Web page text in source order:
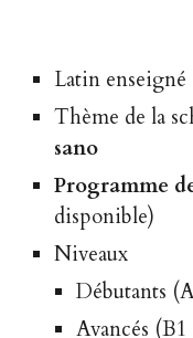
Latin
Thème de la
sano
Programme
disponible)
Niveaux
Débutants
Avancés